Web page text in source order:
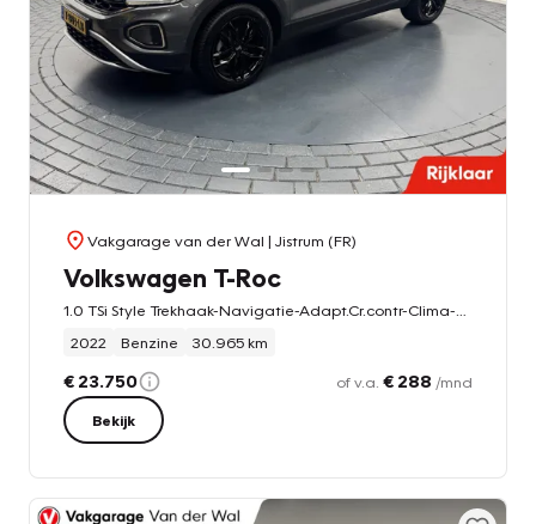
Vakgarage van der Wal | Jistrum (FR)
Volkswagen T-Roc
2022
Benzine 30.965 km
€ 23.750 of v.a. € 288 /mnd
Bekijk